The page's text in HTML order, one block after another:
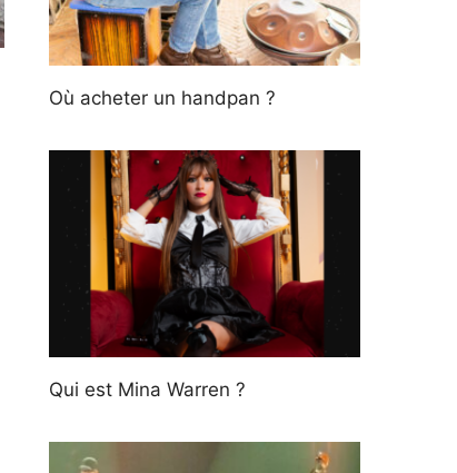
Où acheter un handpan ?
Qui est Mina Warren ?